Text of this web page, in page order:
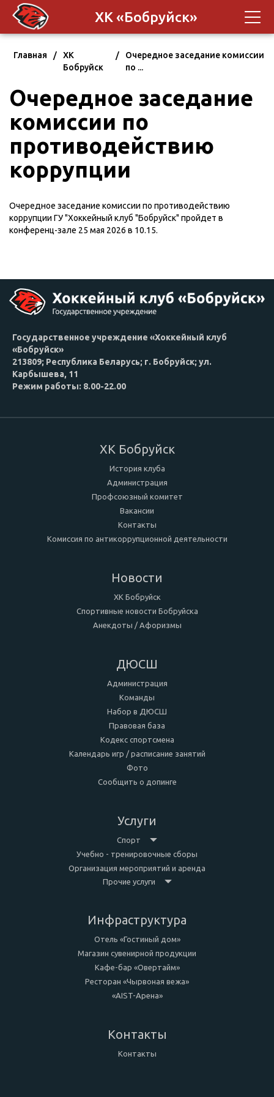
ХК «Бобруйск»
Главная /
ХК
Бобруйск
/
Очередное заседание комиссии
по ...
Очередное заседание
комиссии по
противодействию
коррупции
Очередное заседание комиссии по противодействию
коррупции ГУ "Хоккейный клуб "Бобруйск" пройдет в
конференц-зале 25 мая 2026 в 10.15.
Государственное учреждение «Хоккейный клуб
«Бобруйск»
213809; Республика Беларусь; г. Бобруйск; ул.
Карбышева, 11
Режим работы: 8.00-22.00
ХК Бобруйск
История клуба
Администрация
Профсоюзный комитет
Вакансии
Контакты
Комиссия по антикоррупционной деятельности
Новости
ХК Бобруйск
Спортивные новости Бобруйска
Анекдоты / Афоризмы
ДЮСШ
Администрация
Команды
Набор в ДЮСШ
Правовая база
Кодекс спортсмена
Календарь игр / расписание занятий
Фото
Сообщить о допинге
Услуги
Спорт
Учебно - тренировочные сборы
Организация мероприятий и аренда
Прочие услуги
Инфраструктура
Отель «Гостиный дом»
Магазин сувенирной продукции
Кафе-бар «Овертайм»
Ресторан «Чырвоная вежа»
«AIST-Арена»
Контакты
Контакты